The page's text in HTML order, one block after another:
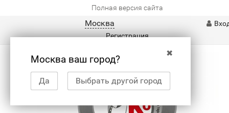
Полная версия сайта
Москва
✖
Москва ваш город?
Да Выбрать другой город
Регистрация